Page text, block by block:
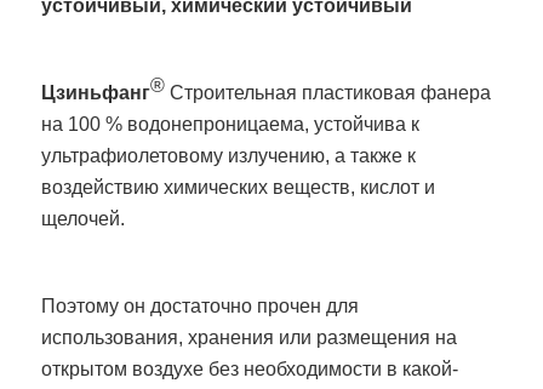
устойчивый, химический устойчивый
Цзиньфанг® Строительная пластиковая фанера
на 100 % водонепроницаема, устойчива к
ультрафиолетовому излучению, а также к
воздействию химических веществ, кислот и
щелочей.
Поэтому он достаточно прочен для
использования, хранения или размещения на
открытом воздухе без необходимости в какой-